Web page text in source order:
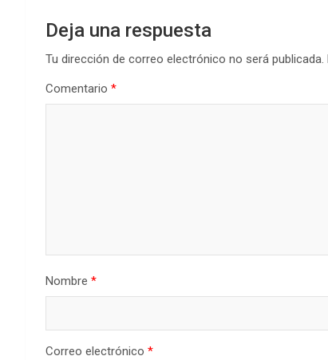
Deja una respuesta
Tu dirección de correo electrónico no será publicada.
Comentario *
Nombre *
Correo electrónico *